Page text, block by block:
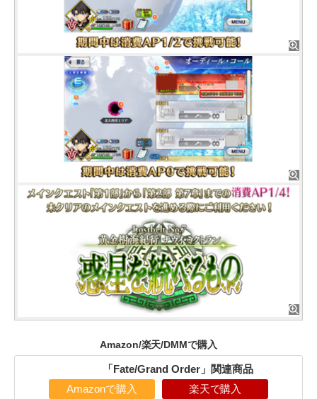
Amazon/楽天/DMMで購入
「Fate/Grand Order」関連商品
Amazonで購入 楽天で購入